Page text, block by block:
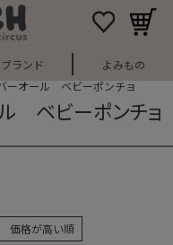
ブランド
よみもの
ーオール ベビーポンチョ
ベビーポンチョ
価格が高い順